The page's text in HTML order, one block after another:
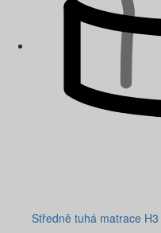
Středně tuhá matrace H3